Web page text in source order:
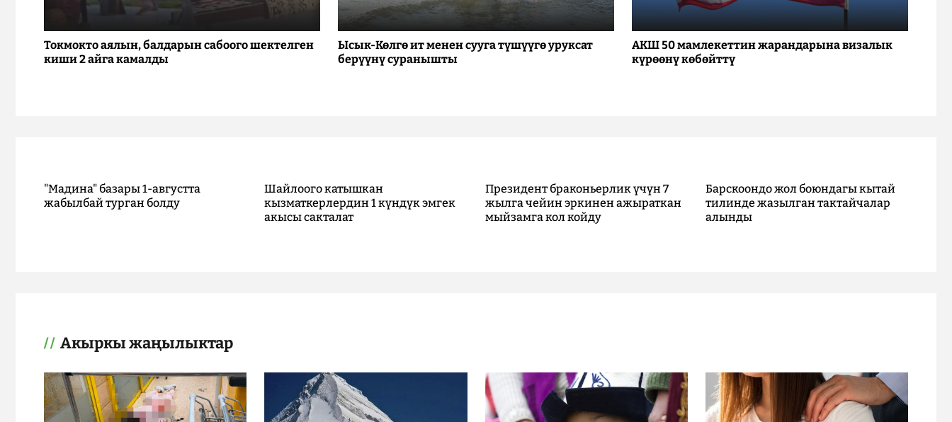
Токмокто аялын, балдарын сабоого шектелген
киши 2 айга камалды
Ысык-Көлгө ит менен сууга түшүүгө уруксат
берүүнү суранышты
АКШ 50 мамлекеттин жарандарына визалык
күрөөнү көбөйттү
"Мадина" базары 1-августта
жабылбай турган болду
Шайлоого катышкан
кызматкерлердин 1 күндүк эмгек
акысы сакталат
Президент браконьерлик үчүн 7
жылга чейин эркинен ажыраткан
мыйзамга кол койду
Барскоондо жол боюндагы кытай
тилинде жазылган тактайчалар
алынды
Акыркы жаңылыктар